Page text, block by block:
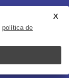
Esportes
política de